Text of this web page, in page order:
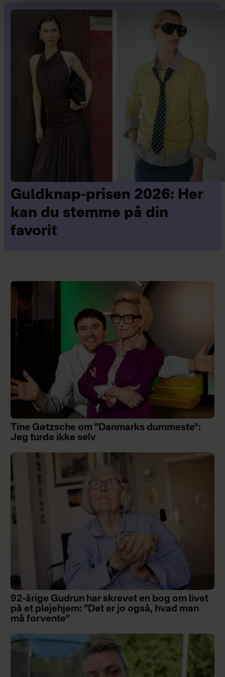
Guldknap-prisen 2026: Her
kan du stemme på din
favorit
Tine Gøtzsche om "Danmarks dummeste":
Jeg turde ikke selv
92-årige Gudrun har skrevet en bog om livet
på et plejehjem: ”Det er jo også, hvad man
må forvente”